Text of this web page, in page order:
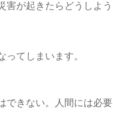
害が起きたらどうしよう
てしまいます。
できない。人間には必要